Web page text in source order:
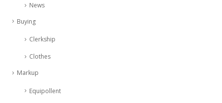
News
Buying
Clerkship
Clothes
Markup
Equipollent